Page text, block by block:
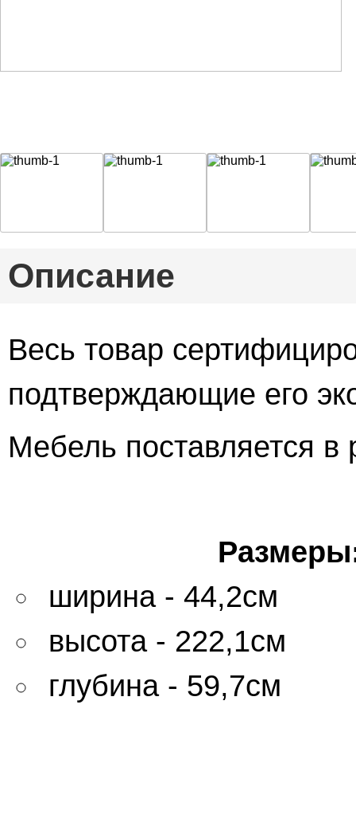
Описание
Весь товар
подтверждающие его
Мебель поставляется в
ширина - 44,2см
высота - 222,1см
глубина - 59,7см